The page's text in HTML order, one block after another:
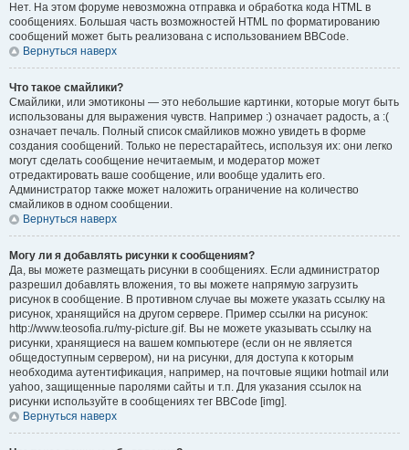
Нет. На этом форуме невозможна отправка и обработка кода HTML в
сообщениях. Большая часть возможностей HTML по форматированию
сообщений может быть реализована с использованием BBCode.
Вернуться наверх
Что такое смайлики?
Смайлики, или эмотиконы — это небольшие картинки, которые могут быть
использованы для выражения чувств. Например :) означает радость, а :(
означает печаль. Полный список смайликов можно увидеть в форме
создания сообщений. Только не перестарайтесь, используя их: они легко
могут сделать сообщение нечитаемым, и модератор может
отредактировать ваше сообщение, или вообще удалить его.
Администратор также может наложить ограничение на количество
смайликов в одном сообщении.
Вернуться наверх
Могу ли я добавлять рисунки к сообщениям?
Да, вы можете размещать рисунки в сообщениях. Если администратор
разрешил добавлять вложения, то вы можете напрямую загрузить
рисунок в сообщение. В противном случае вы можете указать ссылку на
рисунок, хранящийся на другом сервере. Пример ссылки на рисунок:
http://www.teosofia.ru/my-picture.gif. Вы не можете указывать ссылку на
рисунки, хранящиеся на вашем компьютере (если он не является
общедоступным сервером), ни на рисунки, для доступа к которым
необходима аутентификация, например, на почтовые ящики hotmail или
yahoo, защищенные паролями сайты и т.п. Для указания ссылок на
рисунки используйте в сообщениях тег BBCode [img].
Вернуться наверх